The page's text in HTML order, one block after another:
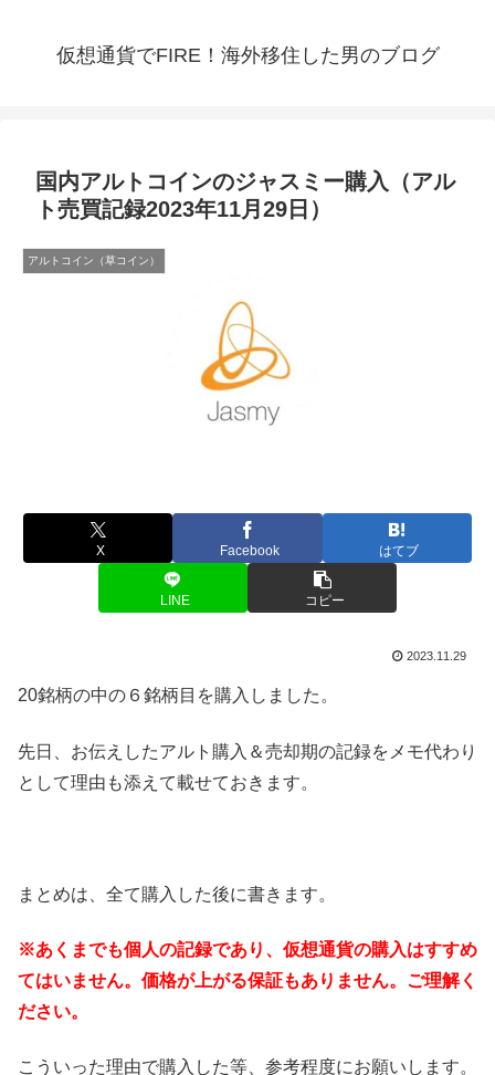
仮想通貨でFIRE！海外移住した男のブログ
国内アルトコインのジャスミー購入（アル
ト売買記録2023年11月29日）
アルトコイン（草コイン）
X Facebook はてブ
LINE コピー
2023.11.29
20銘柄の中の６銘柄目を購入しました。
先日、お伝えしたアルト購入＆売却期の記録をメモ代わり
として理由も添えて載せておきます。
まとめは、全て購入した後に書きます。
※あくまでも個人の記録であり、仮想通貨の購入はすすめ
てはいません。価格が上がる保証もありません。ご理解く
ださい。
こういった理由で購入した等、参考程度にお願いします。